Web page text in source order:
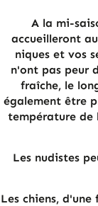
A la mi-
accueilleront
niques et vos
n'ont pas peur
fraîche, le
également être
température de
Les nudistes
Les chiens,